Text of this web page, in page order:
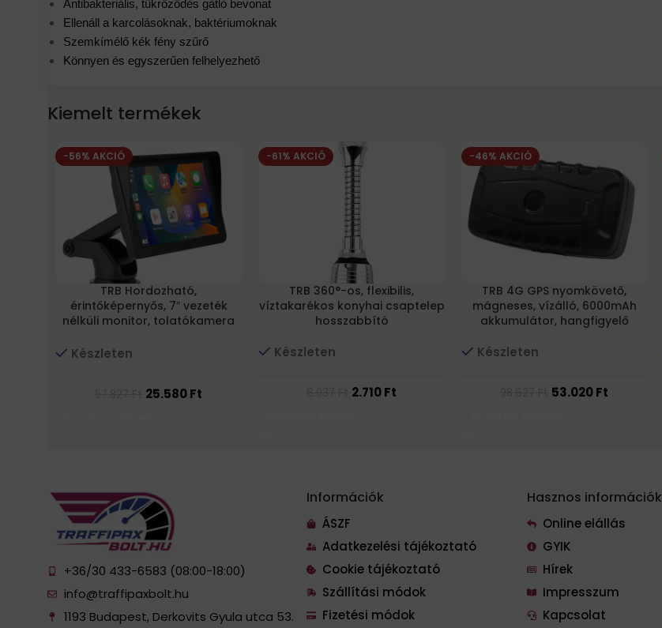
Antibakteriális, tükrőződés gátló bevonat
Ellenáll a karcolásoknak, baktériumoknak
Szemkímélő kék fény szűrő
Könnyen és egyszerűen felhelyezhető
Kiemelt termékek
-56% AKCIÓ
TRB Hordozható,
érintőképernyős, 7″ vezeték
nélküli monitor, tolatókamera
CarPlay
Készleten
25.580Ft
-61% AKCIÓ
TRB 360°-os, flexibilis,
víztakarékos konyhai csaptelep
hosszabbító
Készleten
2.710Ft
-46% AKCIÓ
TRB 4G GPS nyomkövető,
mágneses, vízálló, 6000mAh
akkumulátor, hangfigyelő
Készleten
53.020Ft
+36/30 433-6583 (08:00-18:00)
info@traffipaxbolt.hu
1193 Budapest, Derkovits Gyula utca 53.
Információk
ÁSZF
Adatkezelési tájékoztató
Cookie tájékoztató
Szállítási módok
Fizetési módok
Hasznos információk
Online elállás
GYIK
Hírek
Impresszum
Kapcsolat